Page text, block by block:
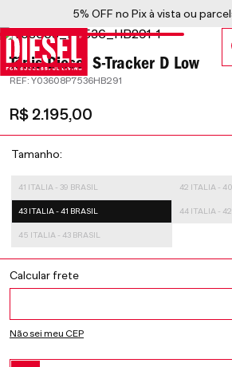
5% OFF no Pix à vista ou
Tênis Diesel S-Tracker D Low
: Y03608P7536HB291
R$ 2.195,00
Tamanho
41 ITALIA - 39 BRASIL 42 ITALIA - 40
43 ITALIA - 41 BRASIL 44 ITALIA - 42
45 ITALIA - 43 BRASIL
Não sei meu CEP